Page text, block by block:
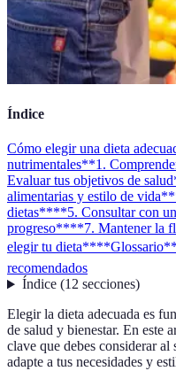
Índice
Cómo elegir una dieta
nutrimentales**1.
Evaluar tus objetivos de
alimentarias y estilo de vida**
dietas****5. Consultar con
progreso****7. Mantener la
elegir tu dieta****Glossario**
recomendados
Índice(12 secciones)
Elegir la dieta adecuada es
de salud y bienestar. En este
clave que debes considerar
adapte a tus necesidades y